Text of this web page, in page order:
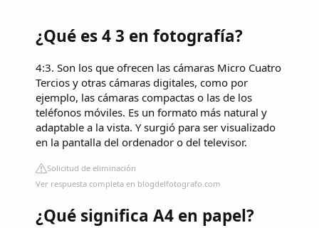
¿Qué es 4 3 en fotografía?
4:3. Son los que ofrecen las cámaras Micro Cuatro
Tercios y otras cámaras digitales, como por
ejemplo, las cámaras compactas o las de los
teléfonos móviles. Es un formato más natural y
adaptable a la vista. Y surgió para ser visualizado
en la pantalla del ordenador o del televisor.
Solicitud de eliminación
Ver respuesta completa en blogdelfotografo.com
¿Qué significa A4 en papel?